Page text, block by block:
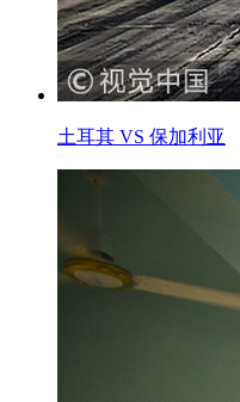
土耳其 VS 保加利亚